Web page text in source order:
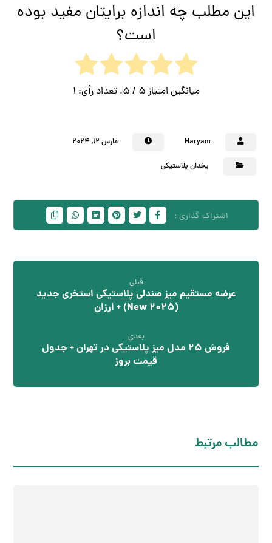
این مطلب چه اندازه برایتان مفید بوده
است؟
میانگین امتیاز 5 / 5. تعداد رأی: 1
Maryam مارس ۱۲, ۲۰۲۴
یخدان پلاستیکی
قبلی
عرضه مستقیم میز صندلی پلاستیکی استخری جدید
(2025 New) + ارزان
بعدی
فروش 25 مدل میز پلاستیکی در تهران + جدول
قیمت بروز
مطالب مرتبط